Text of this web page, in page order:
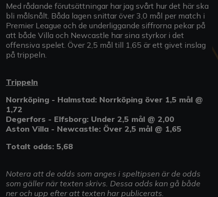
Med rådande förutsättningar har jag svårt hur det här ska
bli målsnålt. Båda lagen snittar över 3,0 mål per match i
Premier League och de underliggande siffrorna pekar på
att både Villa och Newcastle har sina styrkor i det
offensiva spelet. Över 2,5 mål till 1,65 är ett givet inslag
på trippeln.
Trippeln
Norrköping - Halmstad: Norrköping över 1,5 mål @
1,72
Degerfors - Elfsborg: Under 2,5 mål @ 2,00
Aston Villa - Newcastle: Över 2,5 mål @ 1,65
Totalt odds: 5,68
Notera att de odds som anges i speltipsen är de odds
som gäller när texten skrivs. Dessa odds kan gå både
ner och upp efter att texten har publicerats.